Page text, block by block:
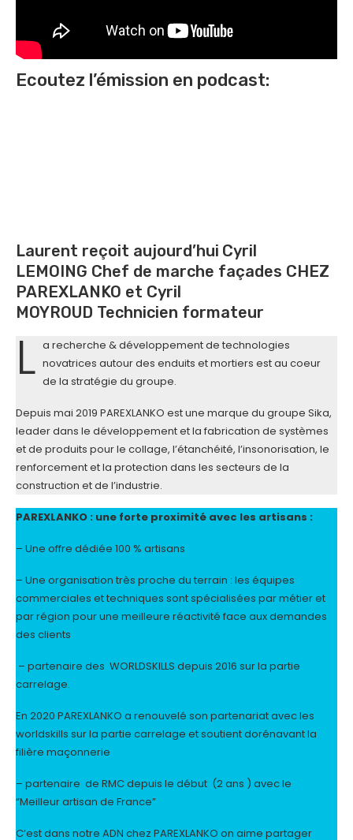
Ecoutez l’émission en podcast:
Laurent reçoit aujourd’hui Cyril
LEMOING Chef de marche façades CHEZ
PAREXLANKO et Cyril
MOYROUD Technicien formateur
L a recherche & développement de technologies
novatrices autour des enduits et mortiers est au coeur
de la stratégie du groupe.
Depuis mai 2019 PAREXLANKO est une marque du groupe Sika,
leader dans le développement et la fabrication de systèmes
et de produits pour le collage, l’étanchéité, l’insonorisation, le
renforcement et la protection dans les secteurs de la
construction et de l’industrie.
PAREXLANKO : une forte proximité avec les artisans :
– Une offre dédiée 100 % artisans
– Une organisation très proche du terrain : les équipes
commerciales et techniques sont spécialisées par métier et
par région pour une meilleure réactivité face aux demandes
des clients
– partenaire des WORLDSKILLS depuis 2016 sur la partie
carrelage.
En 2020 PAREXLANKO a renouvelé son partenariat avec les
worldskills sur la partie carrelage et soutient dorénavant la
filière maçonnerie
– partenaire de RMC depuis le début (2 ans ) avec le
“Meilleur artisan de France”
C’est dans notre ADN chez PAREXLANKO on aime partager